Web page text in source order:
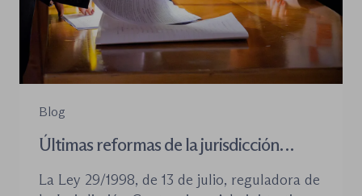
Blog
Últimas reformas de la jurisdicción
La Ley 29/1998, de 13 de julio, reguladora de